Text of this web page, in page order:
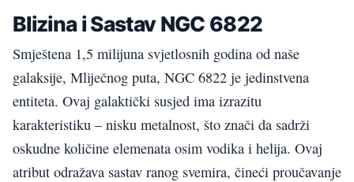
Blizina i Sastav NGC 6822
Smještena 1,5 milijuna svjetlosnih godina od naše
galaksije, Mliječnog puta, NGC 6822 je jedinstvena
entiteta. Ovaj galaktički susjed ima izrazitu
karakteristiku – nisku metalnost, što znači da sadrži
oskudne količine elemenata osim vodika i helija. Ovaj
atribut odražava sastav ranog svemira, čineći proučavanje